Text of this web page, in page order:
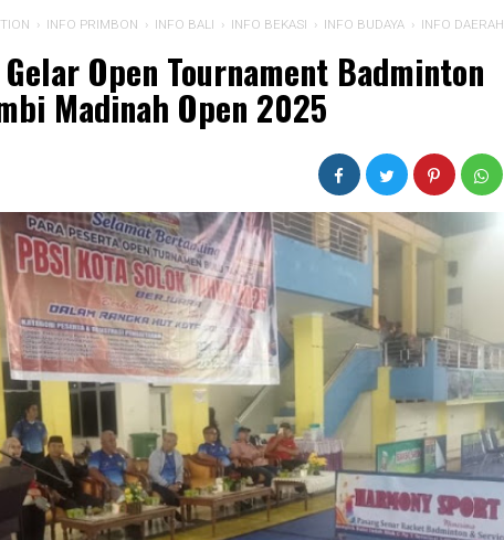
› INFO PRIMBON › INFO BALI › INFO BEKASI › INFO BUDAYA › INFO DAERAH
Open Tournament Badminton
Madinah Open 2025